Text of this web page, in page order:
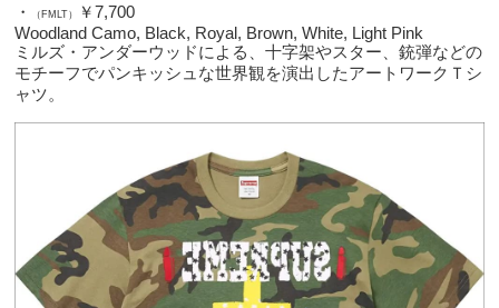
・ （FMLT）
￥7,700
Woodland Camo, Black, Royal, Brown, White, Light Pink
ミルズ・アンダーウッドによる、十字架やスター、銃弾などの
モチーフでパンキッシュな世界観を演出したアートワークＴシ
ャツ。